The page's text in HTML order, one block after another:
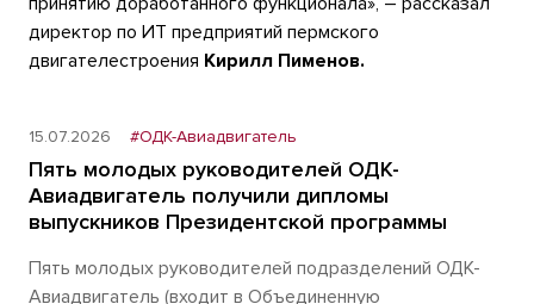
директор по ИТ предприятий пермского
двигателестроения Кирилл Пименов.
15.07.2026 #ОДК-Авиадвигатель
Пять молодых руководителей ОДК-
Авиадвигатель получили дипломы
выпускников Президентской программы
Пять молодых руководителей подразделений ОДК-
Авиадвигатель (входит в Объединенную